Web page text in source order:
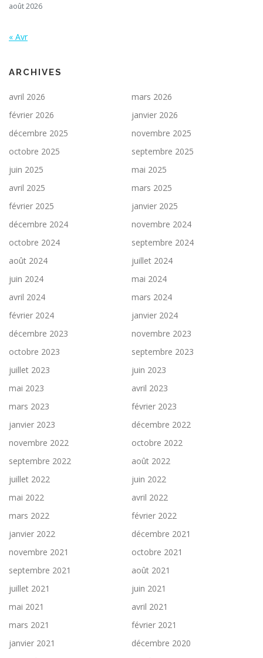
août 2026
« Avr
ARCHIVES
avril 2026
mars 2026
février 2026
janvier 2026
décembre 2025
novembre 2025
octobre 2025
septembre 2025
juin 2025
mai 2025
avril 2025
mars 2025
février 2025
janvier 2025
décembre 2024
novembre 2024
octobre 2024
septembre 2024
août 2024
juillet 2024
juin 2024
mai 2024
avril 2024
mars 2024
février 2024
janvier 2024
décembre 2023
novembre 2023
octobre 2023
septembre 2023
juillet 2023
juin 2023
mai 2023
avril 2023
mars 2023
février 2023
janvier 2023
décembre 2022
novembre 2022
octobre 2022
septembre 2022
août 2022
juillet 2022
juin 2022
mai 2022
avril 2022
mars 2022
février 2022
janvier 2022
décembre 2021
novembre 2021
octobre 2021
septembre 2021
août 2021
juillet 2021
juin 2021
mai 2021
avril 2021
mars 2021
février 2021
janvier 2021
décembre 2020